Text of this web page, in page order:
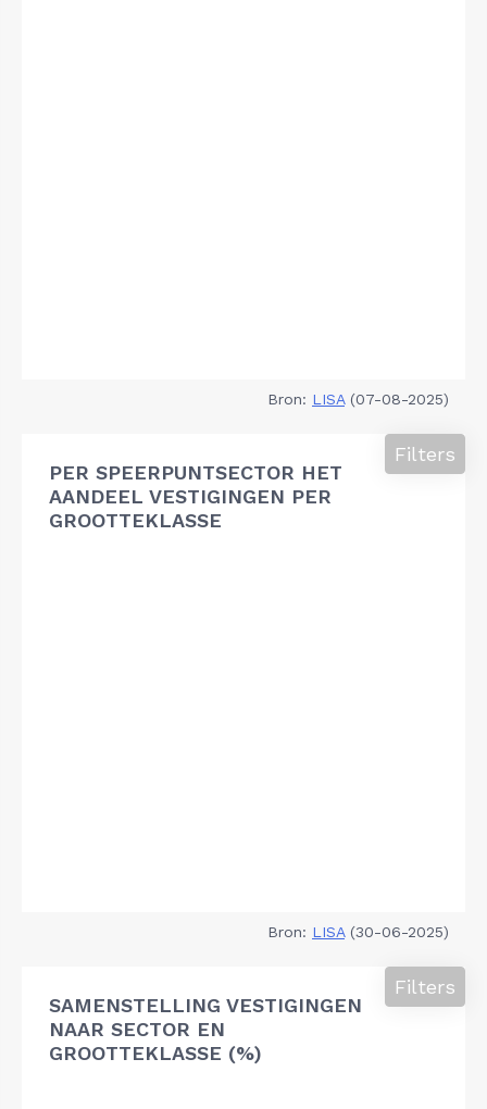
Bron: LISA(07-08-2025)
PER SPEERPUNTSECTOR HET
AANDEEL VESTIGINGEN PER
GROOTTEKLASSE
Filters
Bron: LISA(30-06-2025)
SAMENSTELLING VESTIGINGEN
NAAR SECTOR EN
GROOTTEKLASSE (%)
Filters